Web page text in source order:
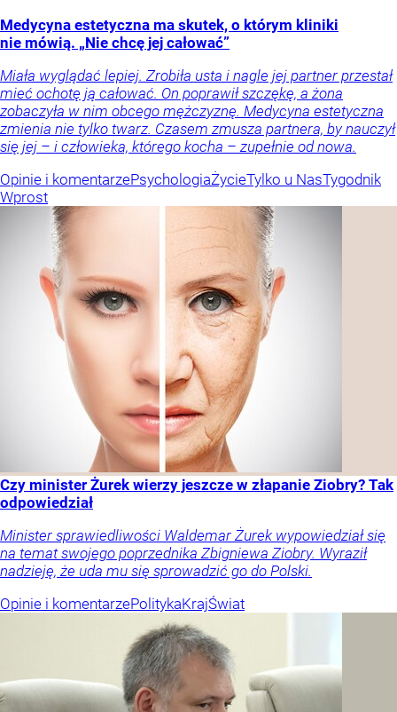
Medycyna estetyczna ma skutek, o którym kliniki
nie mówią. „Nie chcę jej całować”
Miała wyglądać lepiej. Zrobiła usta i nagle jej partner przestał
mieć ochotę ją całować. On poprawił szczękę, a żona
zobaczyła w nim obcego mężczyznę. Medycyna estetyczna
zmienia nie tylko twarz. Czasem zmusza partnera, by nauczył
się jej – i człowieka, którego kocha – zupełnie od nowa.
Opinie i komentarzePsychologiaŻycieTylko u NasTygodnik
Wprost
Czy minister Żurek wierzy jeszcze w złapanie Ziobry? Tak
odpowiedział
Minister sprawiedliwości Waldemar Żurek wypowiedział się
na temat swojego poprzednika Zbigniewa Ziobry. Wyraził
nadzieję, że uda mu się sprowadzić go do Polski.
Opinie i komentarzePolitykaKrajŚwiat